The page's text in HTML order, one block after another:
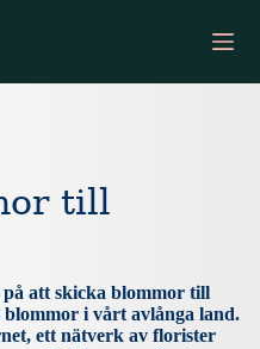
till
att skicka blommor till
i vårt avlånga land.
ett nätverk av florister